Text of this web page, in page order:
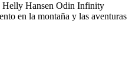
Helly Hansen Odin Infinity
en la montaña y las aventuras